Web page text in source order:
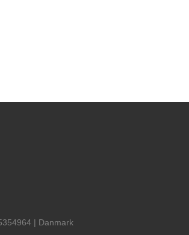
| Danmark